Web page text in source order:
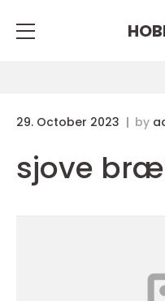
29. October 2023 by
sjove